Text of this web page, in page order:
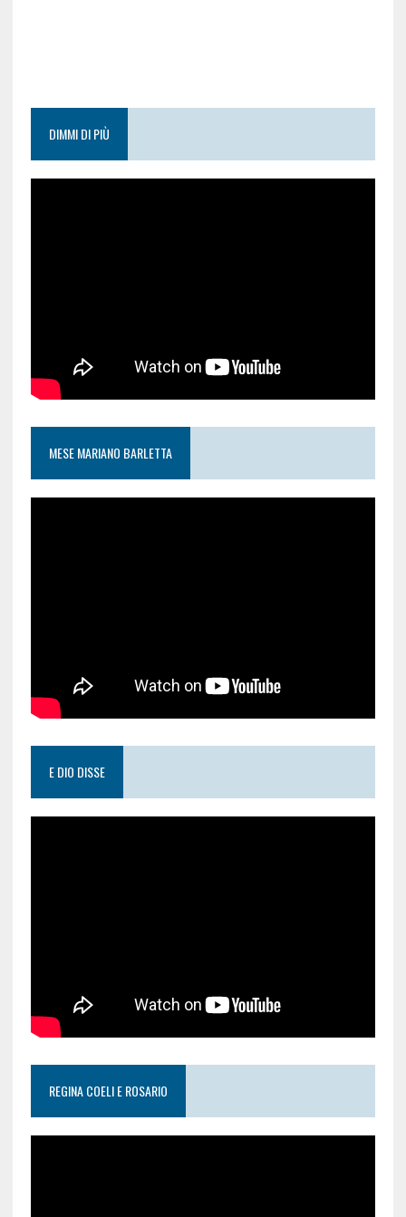
DIMMI DI PIÙ
MESE MARIANO BARLETTA
E DIO DISSE
REGINA COELI E ROSARIO